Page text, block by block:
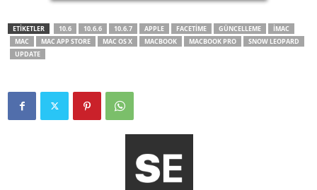
ETİKETLER 10.6 10.6.6 10.6.7 APPLE FACETIME GÜNCELLEME
IMAC
MAC
MAC APP STORE MAC OS X MACBOOK MACBOOK PRO
SNOW LEOPARD
UPDATE